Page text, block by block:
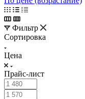
Фильтр
Сортировка
Цена
Прайс-лист